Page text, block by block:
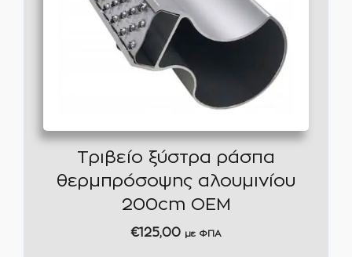
Τριβείο ξύστρα ράσπα
θερμπρόσοψης αλουμινίου
200cm OEM
€125,00 με ΦΠΑ